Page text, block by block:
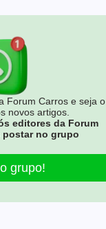
Forum Carros e seja o
novos artigos.
editores da Forum
postar no grupo
grupo!